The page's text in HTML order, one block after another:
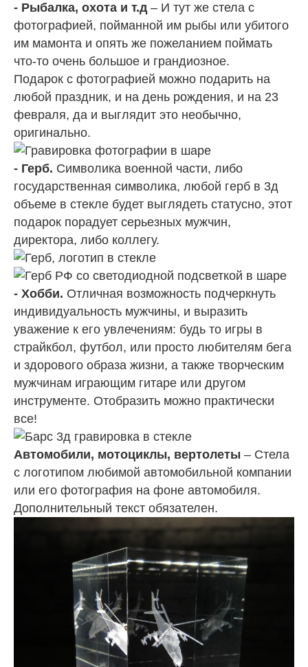
- Рыбалка, охота и т.д – И тут же стела с
фотографией, пойманной им рыбы или убитого
им мамонта и опять же пожеланием поймать
что-то очень большое и грандиозное.
Подарок с фотографией можно подарить на
любой праздник, и на день рождения, и на 23
февраля, да и выглядит это необычно,
оригинально.
- Герб. Символика военной части, либо
государственная символика, любой герб в 3д
объеме в стекле будет выглядеть статусно, этот
подарок порадует серьезных мужчин,
директора, либо коллегу.
- Хобби. Отличная возможность подчеркнуть
индивидуальность мужчины, и выразить
уважение к его увлечениям: будь то игры в
страйкбол, футбол, или просто любителям бега
и здорового образа жизни, а также творческим
мужчинам играющим гитаре или другом
инструменте. Отобразить можно практически
все!
Автомобили, мотоциклы, вертолеты – Стела
с логотипом любимой автомобильной компании
или его фотография на фоне автомобиля.
Дополнительный текст обязателен.